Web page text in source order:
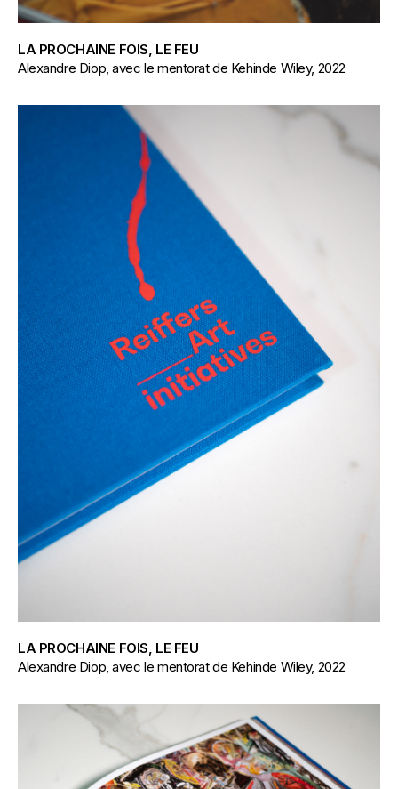
LA PROCHAINE FOIS, LE FEU
Alexandre Diop, avec le mentorat de Kehinde Wiley, 2022
LA PROCHAINE FOIS, LE FEU
Alexandre Diop, avec le mentorat de Kehinde Wiley, 2022